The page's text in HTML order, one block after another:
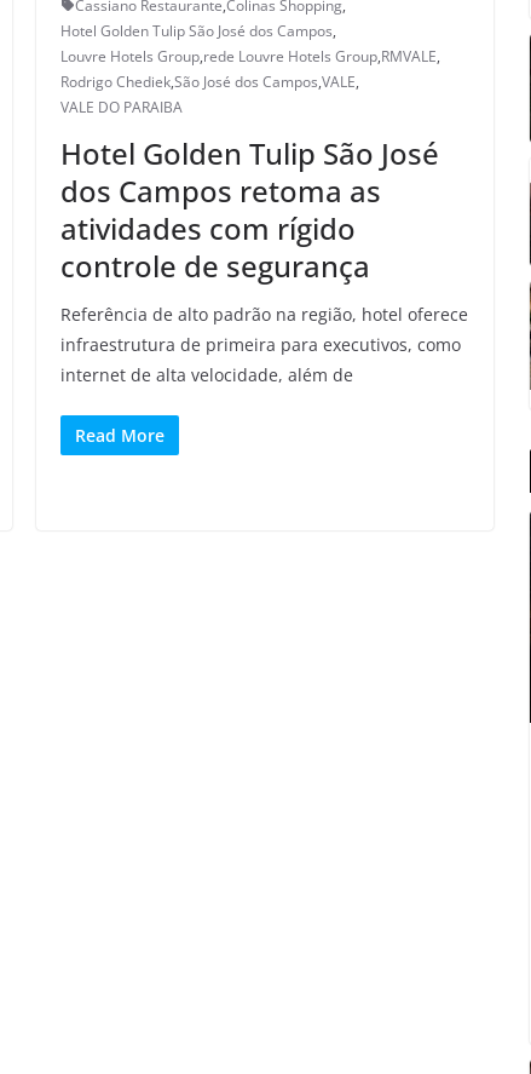
Cassiano Restaurante,Colinas Shopping,
Hotel Golden Tulip São José dos Campos,
Louvre Hotels Group,rede Louvre Hotels Group,RMVALE,
Rodrigo Chediek,São José dos Campos,VALE,
VALE DO PARAIBA
Hotel Golden Tulip São José
dos Campos retoma as
atividades com rígido
controle de segurança
Referência de alto padrão na região, hotel oferece
infraestrutura de primeira para executivos, como
internet de alta velocidade, além de
Read More